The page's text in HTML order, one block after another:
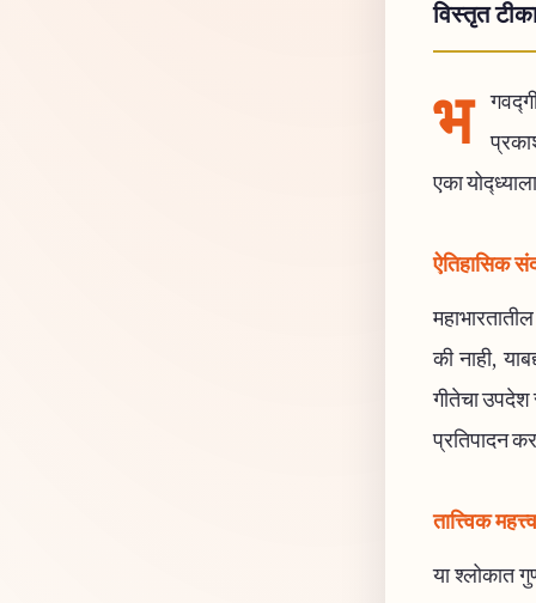
विस्तृत
भ
एका
ऐतिहासिक
की नाही,
गीतेचा उपदेश
प्रतिपादन
तात्त्विक महत्त्व
या श्लोकात